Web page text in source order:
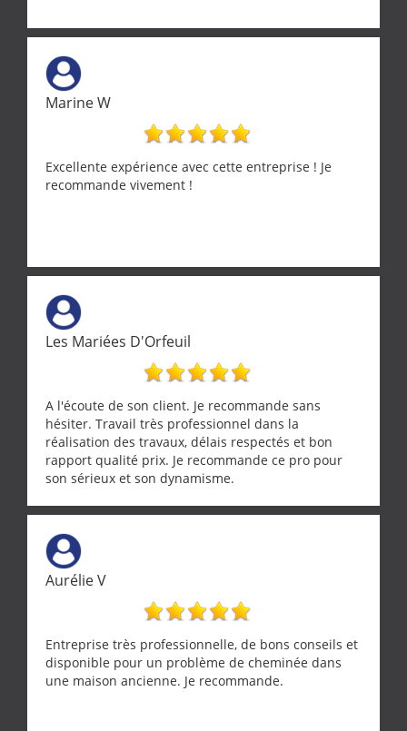
Marine W
Excellente expérience avec cette entreprise ! Je
recommande vivement !
Les Mariées D'Orfeuil
A l'écoute de son client. Je recommande sans
hésiter. Travail très professionnel dans la
réalisation des travaux, délais respectés et bon
rapport qualité prix. Je recommande ce pro pour
son sérieux et son dynamisme.
Aurélie V
Entreprise très professionnelle, de bons conseils et
disponible pour un problème de cheminée dans
une maison ancienne. Je recommande.